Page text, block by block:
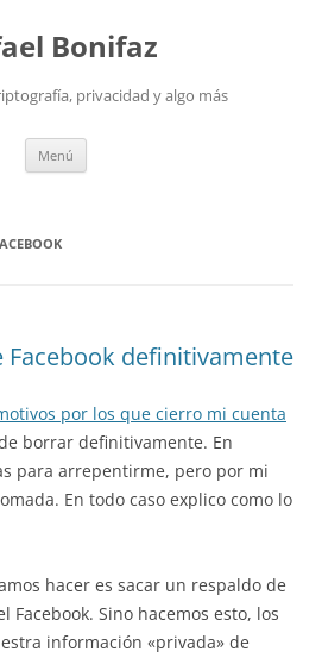
Bonifaz
privacidad y algo más
Menú
Facebook definitivamente
por los que cierro mi cuenta
borrar definitivamente. En
para arrepentirme, pero por mi
En todo caso explico como lo
hacer es sacar un respaldo de
Sino hacemos esto, los
información «privada» de